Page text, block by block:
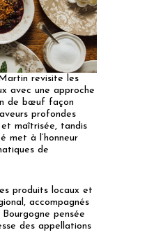
revisite les
avec une approche
de bœuf façon
profondes
maîtrisée, tandis
met à l’honneur
de
produits locaux et
accompagnés
pensée
des appellations